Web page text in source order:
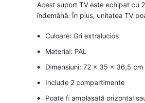
Acest suport TV este echipat cu
îndemână. În plus, unitatea TV
Culoare: Gri extralucios
Material: PAL
Dimensiuni: 72 x 35 x 36,5 cm
Include 2 compartimente
Poate fi amplasată orizontal